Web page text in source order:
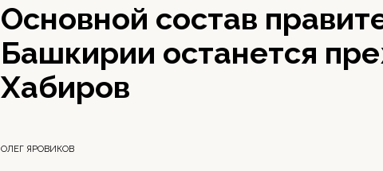
Основной состав
Башкирии останется
Хабиров
ОЛЕГ ЯРОВИКОВ